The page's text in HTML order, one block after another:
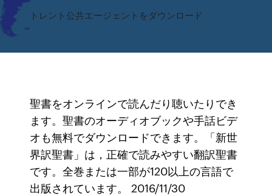
トレント公共エージェントをダウンロード
聖書をオンラインで読んだり聴いたりでき
ます。聖書のオーディオブックや手話ビデ
オも無料でダウンロードできます。「新世
界訳聖書」は，正確で読みやすい翻訳聖書
です。全巻または一部が120以上の言語で
出版されています。 2016/11/30